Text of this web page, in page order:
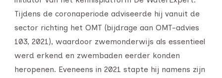
Tijdens de coronaperiode adviseerde hij vanuit de
sector richting het OMT (bijdrage aan OMT-advies
103, 2021), waardoor zwemonderwijs als essentieel
werd erkend en zwembaden eerder konden
heropenen. Eveneens in 2021 stapte hij namens zijn